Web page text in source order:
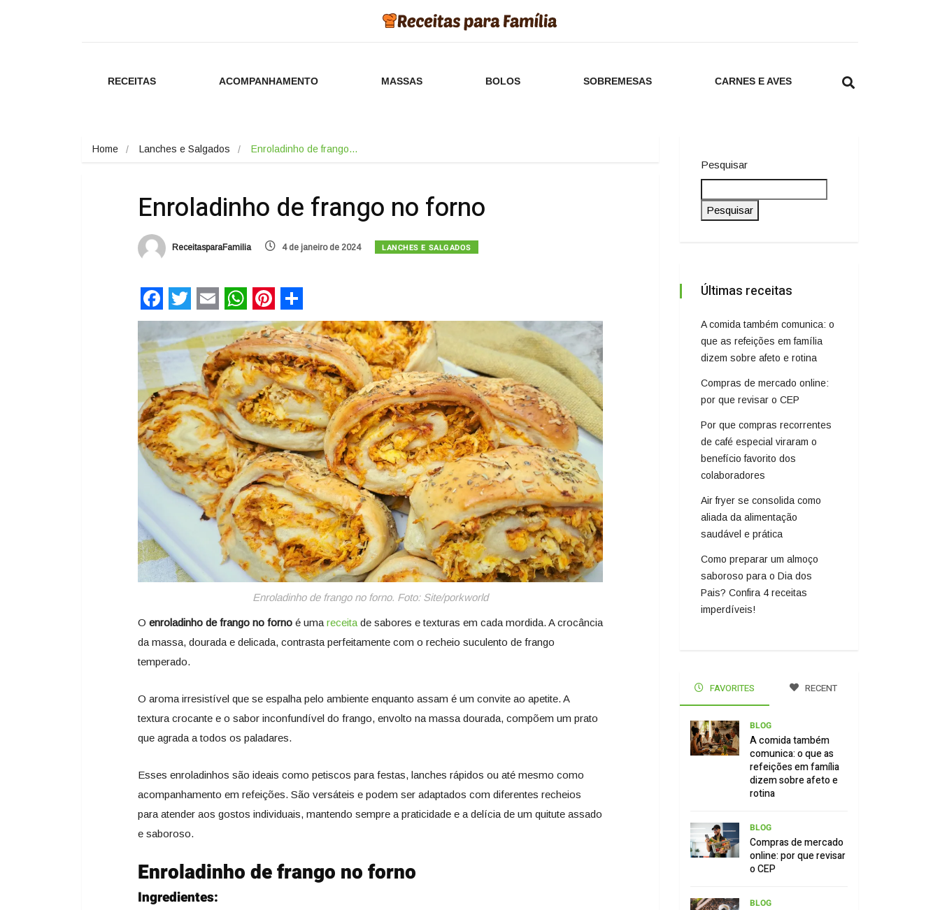
RECEITAS ACOMPANHAMENTO MASSAS BOLOS SOBREMESAS CARNES E AVES
Home Lanches e Salgados Enroladinho de frango…
Enroladinho de frango no forno
ReceitasparaFamilia 4 de janeiro de 2024 LANCHES E SALGADOS
Facebook
Twitter
EmailWhatsApp
Pinterest
Share
Enroladinho de frango no forno. Foto: Site/porkworld
O enroladinho de frango no forno é uma receita de sabores e texturas em cada mordida. A crocância
da massa, dourada e delicada, contrasta perfeitamente com o recheio suculento de frango
temperado.
O aroma irresistível que se espalha pelo ambiente enquanto assam é um convite ao apetite. A
textura crocante e o sabor inconfundível do frango, envolto na massa dourada, compõem um prato
que agrada a todos os paladares.
Esses enroladinhos são ideais como petiscos para festas, lanches rápidos ou até mesmo como
acompanhamento em refeições. São versáteis e podem ser adaptados com diferentes recheios
para atender aos gostos individuais, mantendo sempre a praticidade e a delícia de um quitute assado
e saboroso.
Enroladinho de frango no forno
Ingredientes:
Pesquisar
Pesquisar
Últimas receitas
A comida também comunica: o
que as refeições em família
dizem sobre afeto e rotina
Compras de mercado online:
por que revisar o CEP
Por que compras recorrentes
de café especial viraram o
benefício favorito dos
colaboradores
Air fryer se consolida como
aliada da alimentação
saudável e prática
Como preparar um almoço
saboroso para o Dia dos
Pais? Confira 4 receitas
imperdíveis!
FAVORITES RECENT
BLOG
A comida também
comunica: o que as
refeições em família
dizem sobre afeto e
rotina
BLOG
Compras de mercado
online: por que revisar
o CEP
BLOG